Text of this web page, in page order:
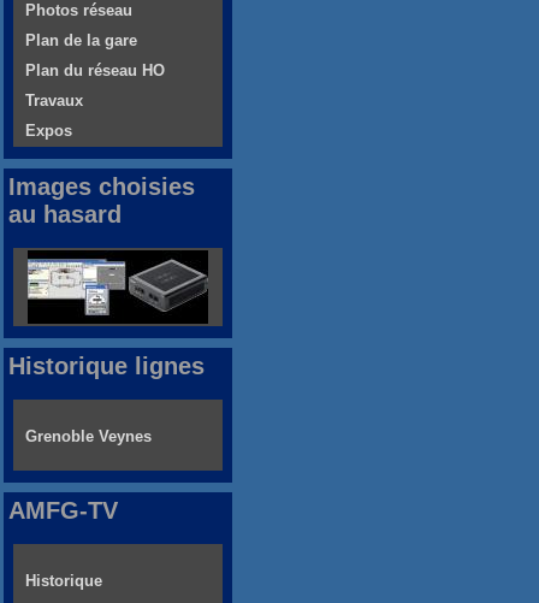
Photos réseau
Plan de la gare
Plan du réseau HO
Travaux
Expos
Images choisies
au hasard
Historique lignes
Grenoble Veynes
AMFG-TV
Historique